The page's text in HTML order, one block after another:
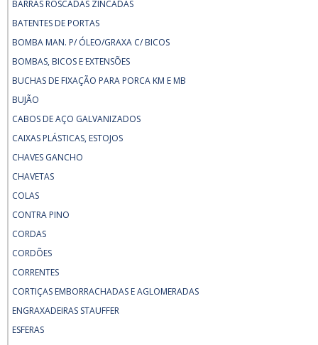
BARRAS ROSCADAS ZINCADAS
BATENTES DE PORTAS
BOMBA MAN. P/ ÓLEO/GRAXA C/ BICOS
BOMBAS, BICOS E EXTENSÕES
BUCHAS DE FIXAÇÃO PARA PORCA KM E MB
BUJÃO
CABOS DE AÇO GALVANIZADOS
CAIXAS PLÁSTICAS, ESTOJOS
CHAVES GANCHO
CHAVETAS
COLAS
CONTRA PINO
CORDAS
CORDÕES
CORRENTES
CORTIÇAS EMBORRACHADAS E AGLOMERADAS
ENGRAXADEIRAS STAUFFER
ESFERAS